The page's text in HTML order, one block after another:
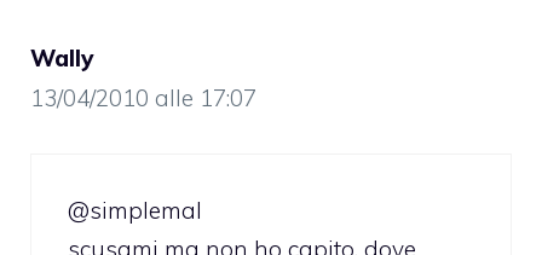
Wally
13/04/2010 alle 17:07
@simplemal
scusami ma non ho capito, dove